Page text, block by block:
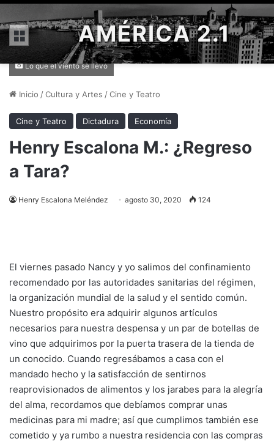
Menú AMÉRICA 2.1
Lo que el viento se llevó
Inicio /Cultura y Artes /Cine y Teatro
Cine y Teatro Dictadura Economía
Henry Escalona M.: ¿Regreso
a Tara?
Henry Escalona Meléndez agosto 30, 2020 124
El viernes pasado Nancy y yo salimos del confinamiento
recomendado por las autoridades sanitarias del régimen,
la organización mundial de la salud y el sentido común.
Nuestro propósito era adquirir algunos artículos
necesarios para nuestra despensa y un par de botellas de
vino que adquirimos por la puerta trasera de la tienda de
un conocido. Cuando regresábamos a casa con el
mandado hecho y la satisfacción de sentirnos
reaprovisionados de alimentos y los jarabes para la alegría
del alma, recordamos que debíamos comprar unas
medicinas para mi madre; así que cumplimos también ese
cometido y ya rumbo a nuestra residencia con las compras